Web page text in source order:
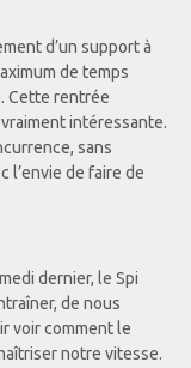
d’un support à
de temps
Cette rentrée
intéressante.
sans
l’envie de faire de
dernier, le Spi
de nous
voir comment le
notre vitesse.